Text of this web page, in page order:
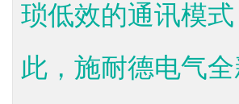
琐低效的通讯模
此，施耐德电气